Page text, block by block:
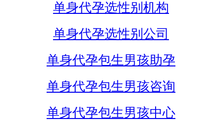
单身代孕选性别机构
单身代孕选性别公司
单身代孕包生男孩助孕
单身代孕包生男孩咨询
单身代孕包生男孩中心